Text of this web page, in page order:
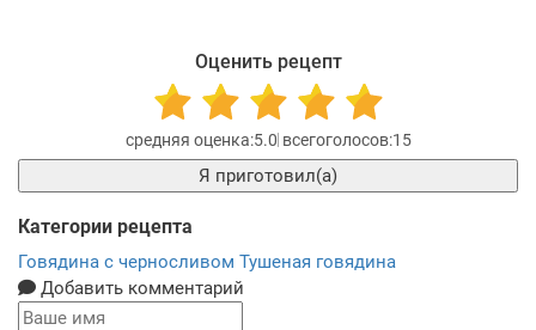
Оценить рецепт
5.0 15
Я приготовил(а)
Категории рецепта
Говядина с черносливом Тушеная говядина
Добавить комментарий